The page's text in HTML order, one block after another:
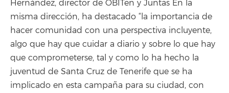
Hernández, director de OBITen y Juntas En la
misma dirección, ha destacado “la importancia de
hacer comunidad con una perspectiva incluyente,
algo que hay que cuidar a diario y sobre lo que hay
que comprometerse, tal y como lo ha hecho la
juventud de Santa Cruz de Tenerife que se ha
implicado en esta campaña para su ciudad, con